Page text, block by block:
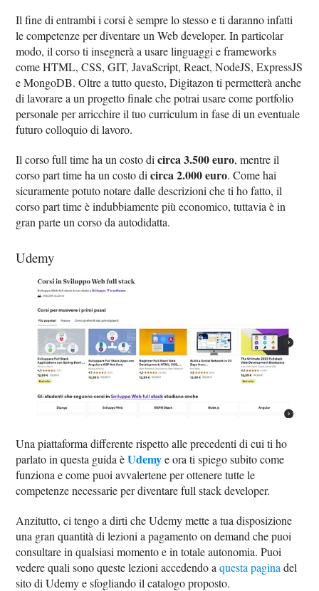
Il fine di entrambi i corsi è sempre lo stesso e ti daranno infatti
le competenze per diventare un Web developer. In particolar
modo, il corso ti insegnerà a usare linguaggi e frameworks
come HTML, CSS, GIT, JavaScript, React, NodeJS, ExpressJS
e MongoDB. Oltre a tutto questo, Digitazon ti permetterà anche
di lavorare a un progetto finale che potrai usare come portfolio
personale per arricchire il tuo curriculum in fase di un eventuale
futuro colloquio di lavoro.
Il corso full time ha un costo dicirca 3.500 euro, mentre il
corso part time ha un costo dicirca 2.000 euro. Come hai
sicuramente potuto notare dalle descrizioni che ti ho fatto, il
corso part time è indubbiamente più economico, tuttavia è in
gran parte un corso da autodidatta.
Udemy
Una piattaforma differente rispetto alle precedenti di cui ti ho
parlato in questa guida èUdemye ora ti spiego subito come
funziona e come puoi avvalertene per ottenere tutte le
competenze necessarie per diventare full stack developer.
Anzitutto, ci tengo a dirti che Udemy mette a tua disposizione
una gran quantità di lezioni a pagamento on demand che puoi
consultare in qualsiasi momento e in totale autonomia. Puoi
vedere quali sono queste lezioni accedendo aquesta pagina del
sito di Udemy e sfogliando il catalogo proposto.